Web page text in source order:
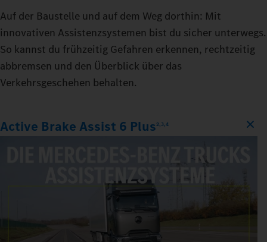
Auf der Baustelle und auf dem Weg dorthin: Mit
innovativen Assistenzsystemen bist du sicher unterwegs.
So kannst du frühzeitig Gefahren erkennen, rechtzeitig
abbremsen und den Überblick über das
Verkehrsgeschehen behalten.
Active Brake Assist 6 Plus2,3,4